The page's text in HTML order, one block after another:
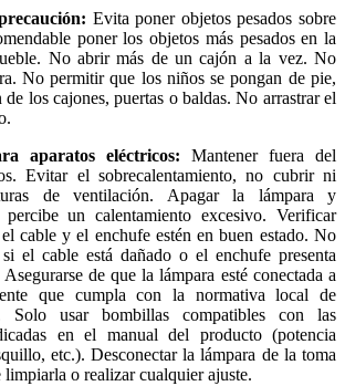
Evita poner objetos pesados sobre
poner los objetos más pesados en la
No abrir más de un cajón a la vez. No
No permitir que los niños se pongan de pie,
de los cajones, puertas o baldas. No arrastrar el
aparatos eléctricos: Mantener fuera del
Evitar el sobrecalentamiento, no cubrir ni
de ventilación. Apagar la lámpara y
percibe un calentamiento excesivo. Verificar
cable y el enchufe estén en buen estado. No
el cable está dañado o el enchufe presenta
Asegurarse de que la lámpara esté conectada a
que cumpla con la normativa local de
Solo usar bombillas compatibles con las
en el manual del producto (potencia
etc.). Desconectar la lámpara de la toma
limpiarla o realizar cualquier ajuste.